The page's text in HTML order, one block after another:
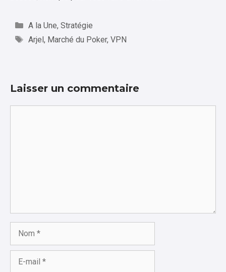
Catégories
A la Une, Stratégie
Étiquettes
Arjel, Marché du Poker, VPN
Laisser un commentaire